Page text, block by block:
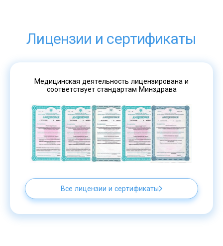
Лицензии и сертификаты
Медицинская деятельность лицензирована и
соответствует стандартам Минздрава
Все лицензии и сертификаты